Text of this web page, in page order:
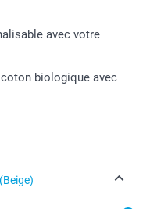
avec votre
biologique avec
(Beige)